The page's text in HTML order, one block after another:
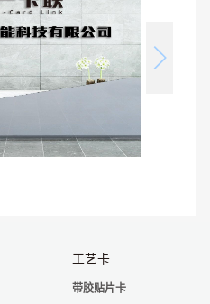
工艺卡
带胶贴片卡